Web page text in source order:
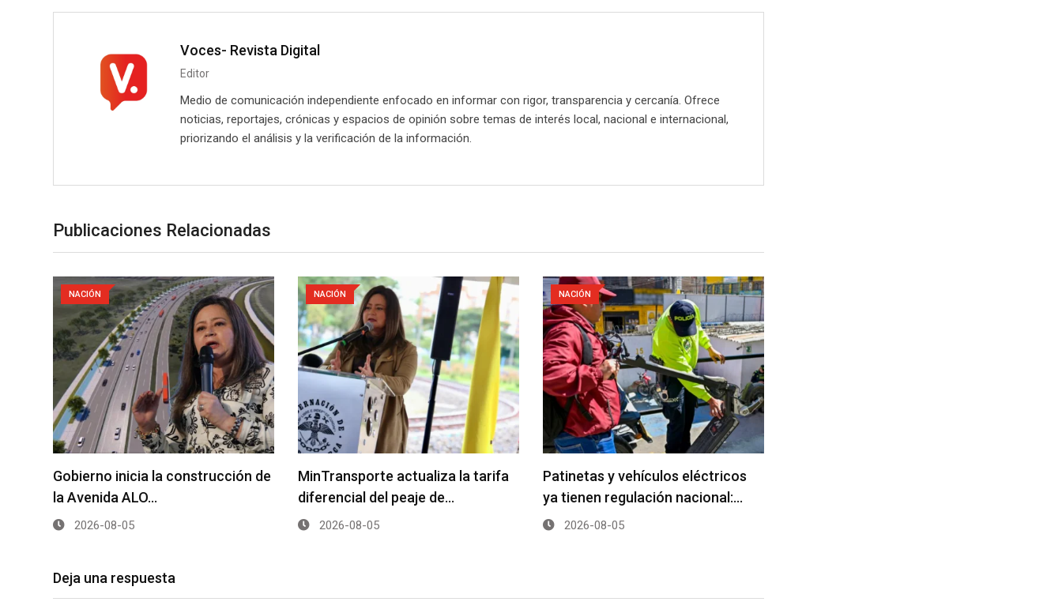
Voces- Revista Digital
Editor
Medio de comunicación independiente enfocado en informar con rigor, transparencia y cercanía. Ofrece
noticias, reportajes, crónicas y espacios de opinión sobre temas de interés local, nacional e internacional,
priorizando el análisis y la verificación de la información.
Publicaciones Relacionadas
NACIÓN
Gobierno inicia la construcción de
la Avenida ALO…
2026-08-05
NACIÓN
MinTransporte actualiza la tarifa
diferencial del peaje de…
2026-08-05
NACIÓN
Patinetas y vehículos eléctricos
ya tienen regulación nacional:…
2026-08-05
Deja una respuesta